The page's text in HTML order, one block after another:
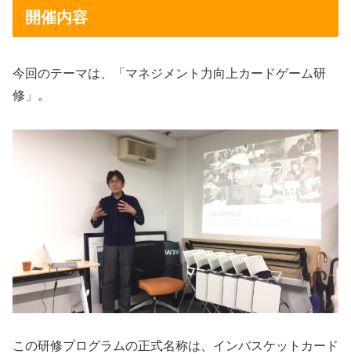
開催内容
今回のテーマは、「マネジメント力向上カードゲーム研
修」。
この研修プログラムの正式名称は、インバスケットカード